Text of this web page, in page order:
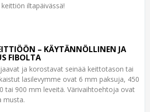
iltapäivässä!
– KÄYTÄNNÖLLINEN JA
FIBOLTA
ja korostavat seinää keittotason tai
lasilevymme ovat 6 mm paksuja, 450
tai 900 mm leveitä. Värivaihtoehtoja ovat
musta.